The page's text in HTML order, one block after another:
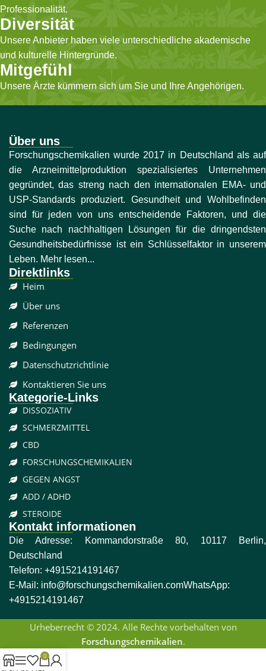
Professionalität.
Diversität
Unsere Anbieter haben viele unterschiedliche akademische
und kulturelle Hintergründe.
Mitgefühl
Unsere Ärzte kümmern sich um Sie und Ihre Angehörigen.
Über uns
Forschungschemikalien wurde 2017 in Deutschland als auf
die Arzneimittelproduktion spezialisiertes Unternehmen
gegründet, das streng nach den internationalen EMA- und
USP-Standards produziert. Gesundheit und Wohlbefinden
sind für jeden von uns entscheidende Faktoren, und die
Suche nach nachhaltigen Lösungen für die dringendsten
Gesundheitsbedürfnisse ist ein Schlüsselfaktor in unserem
Leben. Mehr lesen...
Direktlinks
Heim
Über uns
Referenzen
Bedingungen
Datenschutzrichtlinie
Kontaktieren Sie uns
Kategorie-Links
DISSOZIATIV
SCHMERZMITTEL
CBD
FORSCHUNGSCHEMIKALIEN
GEGEN ANGST
ADD / ADHD
STEROIDE
Kontakt informationen
Die Adresse: Kommandorstraße 80, 10117 Berlin,
Deutschland
Telefon: +4915214191467
E-Mail: info@forschungschemikalien.comWhatsApp:
+4915214191467
Urheberrecht © 2024. Alle Rechte vorbehalten von
Forschungschemikalien.
0